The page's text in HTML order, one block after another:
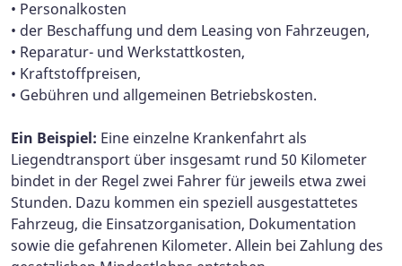
• Personalkosten
• der Beschaffung und dem Leasing von Fahrzeugen,
• Reparatur- und Werkstattkosten,
• Kraftstoffpreisen,
• Gebühren und allgemeinen Betriebskosten.
Ein Beispiel: Eine einzelne Krankenfahrt als
Liegendtransport über insgesamt rund 50 Kilometer
bindet in der Regel zwei Fahrer für jeweils etwa zwei
Stunden. Dazu kommen ein speziell ausgestattetes
Fahrzeug, die Einsatzorganisation, Dokumentation
sowie die gefahrenen Kilometer. Allein bei Zahlung des